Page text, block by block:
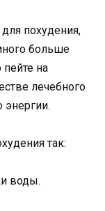
похудения,
больше
на
лечебного
энергии.
так:
воды.